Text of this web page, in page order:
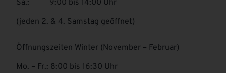
Sa.: 9:00 bis 14:00 Uhr
(jeden 2. & 4. Samstag geöffnet)
Öffnungszeiten Winter (November – Februar)
Mo. – Fr.: 8:00 bis 16:30 Uhr